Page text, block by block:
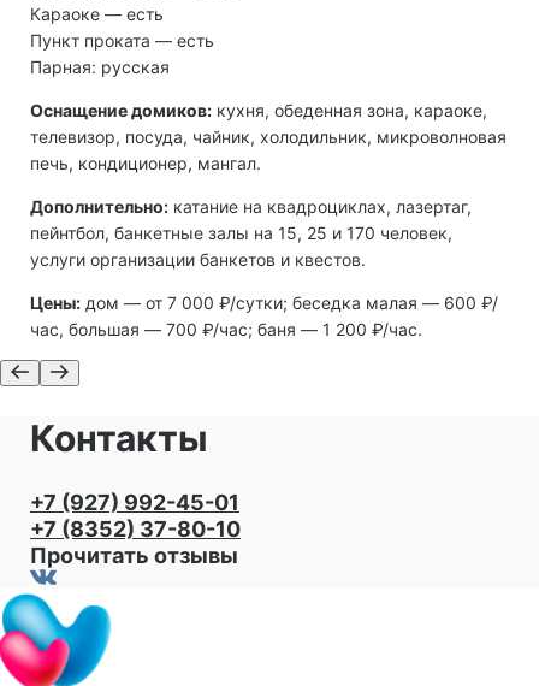
Караоке ― есть
Пункт проката ― есть
Парная: русская
Оснащение домиков: кухня, обеденная зона, караоке,
телевизор, посуда, чайник, холодильник, микроволновая
печь, кондиционер, мангал.
Дополнительно: катание на квадроциклах, лазертаг,
пейнтбол, банкетные залы на 15, 25 и 170 человек,
услуги организации банкетов и квестов.
Цены: дом ― от 7 000 ₽/сутки; беседка малая ― 600 ₽/
час, большая ― 700 ₽/час; баня ― 1 200 ₽/час.
Контакты
+7 (927) 992-45-01
+7 (8352) 37-80-10
Прочитать отзывы